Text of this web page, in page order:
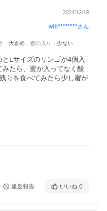
2024/12/19
wlb********さん
： 大きめ 蜜の入り ： 少ない
Lサイズのリンゴが4個入
たら、蜜が入ってなく酸
りを食べてみたら少し蜜が
違反報告 いいね 0